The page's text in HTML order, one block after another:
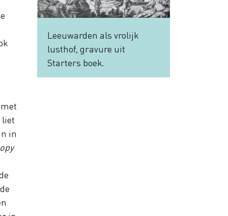
liet
in
Leeuwarden als vrolijk
lusthof, gravure uit
Starters boek.